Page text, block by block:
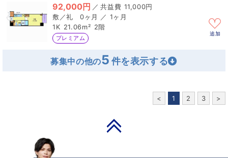
92,000円 ／
11,000円
0ヶ月 ／ 1ヶ月
1K 21.06m² 2階
プレミアム
追加
募集中の他の5
< 1 2 3 >